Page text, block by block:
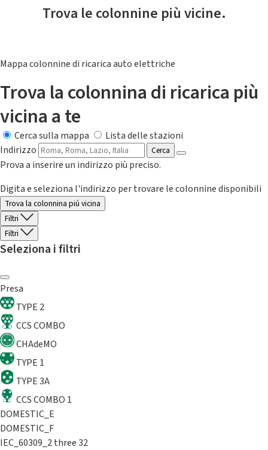
Trova le colonnine più vicine.
Mappa colonnine di ricarica auto elettriche
Trova la colonnina di ricarica più
vicina a te
Cerca sulla mappa
Lista delle stazioni
Indirizzo
Cerca
Prova a inserire un indirizzo più preciso.
Digita e seleziona l'indirizzo per trovare le colonnine disponibili
Trova la colonnina piú vicina
Filtri
Filtri
Seleziona i filtri
Presa
TYPE 2
CCS COMBO
CHAdeMO
TYPE 1
TYPE 3A
CCS COMBO 1
DOMESTIC_E
DOMESTIC_F
IEC_60309_2 three 32